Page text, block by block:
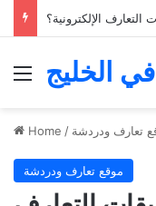
Menu
الخليج
Home / تعارف ودردشة
موقع تعارف ودردشة